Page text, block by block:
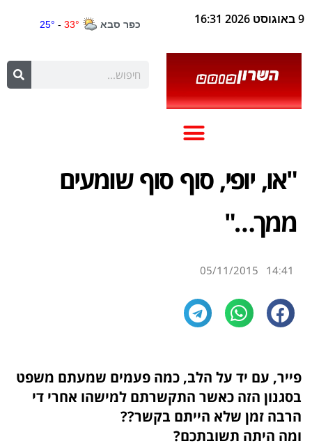
9 באוגוסט 2026 16:31
"או, יופי, סוף סוף שומעים
ממך…"
14:41
05/11/2015
פייר, עם יד על הלב, כמה פעמים שמעתם משפט
בסגנון הזה כאשר התקשרתם למישהו אחרי די
הרבה זמן שלא הייתם בקשר??
ומה היתה תשובתכם?